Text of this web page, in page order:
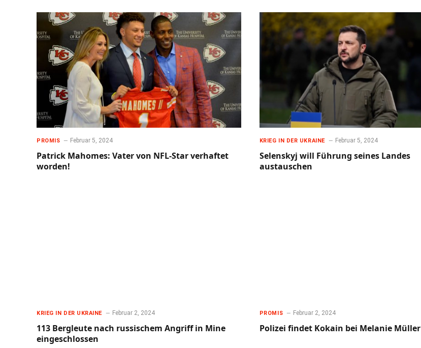
PROMIS Februar 5, 2024
Patrick Mahomes: Vater von NFL-Star verhaftet
worden!
KRIEG IN DER UKRAINE Februar 5, 2024
Selenskyj will Führung seines Landes
austauschen
KRIEG IN DER UKRAINE Februar 2, 2024
113 Bergleute nach russischem Angriff in Mine
eingeschlossen
PROMIS Februar 2, 2024
Polizei findet Kokain bei Melanie Müller